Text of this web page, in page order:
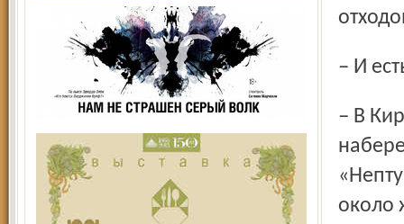
– И
– В Кировском районе ликвидированы свалки на
около